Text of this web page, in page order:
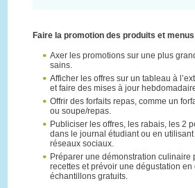
Faire la promotion des produits et
Axer les promotions sur une plus
sains.
Afficher les offres sur un tableau à
et faire des mises à jour
Offrir des forfaits repas, comme un
ou soupe/repas.
Publiciser les offres, les rabais, les 2
dans le journal étudiant ou en
réseaux sociaux.
Préparer une démonstration culinaire
recettes et prévoir une dégustation en
échantillons gratuits.